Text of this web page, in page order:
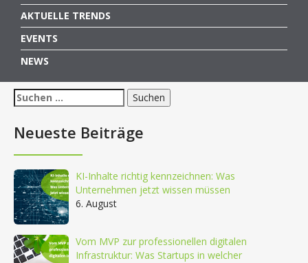
AKTUELLE TRENDS
EVENTS
NEWS
Suchen
nach:
Neueste Beiträge
KI-Inhalte richtig kennzeichnen: Was
Unternehmen jetzt wissen müssen
6. August
Vom MVP zur professionellen digitalen
Infrastruktur: Was Startups in welcher